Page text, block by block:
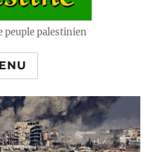
peuple palestinien